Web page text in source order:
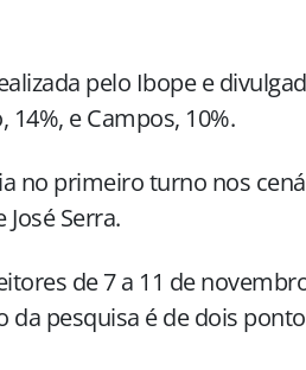
pelo Ibope e
14%, e Campos, 10%.
no primeiro turno nos
Serra.
de 7 a 11 de
da pesquisa é de dois